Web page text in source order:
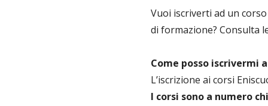
Vuoi iscriverti ad un
di formazione? Consulta
Come posso iscrivermi
L’iscrizione ai corsi
I corsi sono a numero